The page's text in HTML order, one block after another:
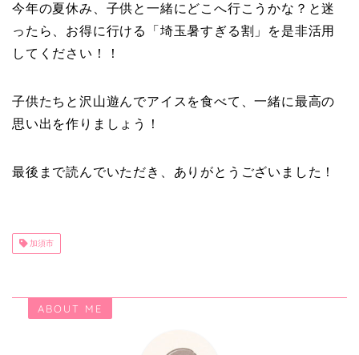
今年の夏休み、子供と一緒にどこへ行こうかな？と迷
ったら、お得に行ける「埼玉暑すぎる割」を是非活用
してください！！
子供たちと沢山遊んでアイスを食べて、一緒に最高の
思い出を作りましょう！
最後まで読んでいただき、ありがとうございました！
加須市
ABOUT ME